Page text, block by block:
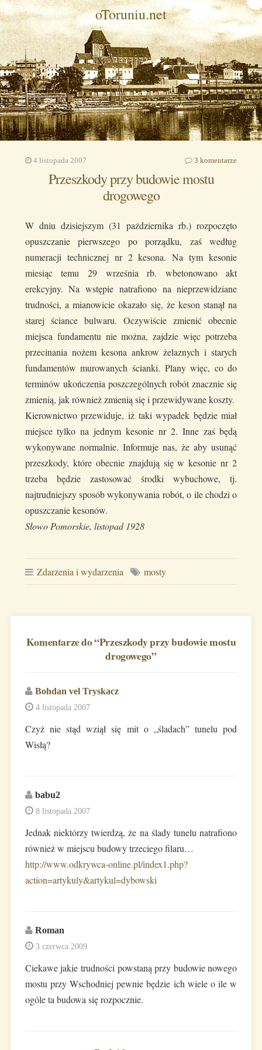
oToruniu.net
4 listopada 2007 3 komentarze
Przeszkody przy budowie mostu
drogowego
W dniu dzisiejszym (31 października rb.) rozpoczęto
opuszczanie pierwszego po porządku, zaś według
numeracji technicznej nr 2 kesona. Na tym kesonie
miesiąc temu 29 września rb. wbetonowano akt
erekcyjny. Na wstępie natrafiono na nieprzewidziane
trudności, a mianowicie okazało się, że keson stanął na
starej ściance bulwaru. Oczywiście zmienić obecnie
miejsca fundamentu nie można, zajdzie więc potrzeba
przecinania nożem kesona ankrow żelaznych i starych
fundamentów murowanych ścianki. Plany więc, co do
terminów ukończenia poszczególnych robót znacznie się
zmienią, jak również zmienią się i przewidywane koszty.
Kierownictwo przewiduje, iż taki wypadek będzie miał
miejsce tylko na jednym kesonie nr 2. Inne zaś będą
wykonywane normalnie. Informuje nas, że aby usunąć
przeszkody, które obecnie znajdują się w kesonie nr 2
trzeba będzie zastosować środki wybuchowe, tj.
najtrudniejszy sposób wykonywania robót, o ile chodzi o
opuszczanie kesonów.
Słowo Pomorskie, listopad 1928
Zdarzenia i wydarzenia mosty
Komentarze do “Przeszkody przy budowie mostu
drogowego”
Bohdan vel Tryskacz
4 listopada 2007
Czyż nie stąd wziął się mit o „śladach” tunelu pod
Wisłą?
babu2
8 listopada 2007
Jednak niektórzy twierdzą, że na ślady tunelu natrafiono
również w miejscu budowy trzeciego filaru…
http://www.odkrywca-online.pl/index1.php?
action=artykuly&artykul=dybowski
Roman
3 czerwca 2009
Ciekawe jakie trudności powstaną przy budowie nowego
mostu przy Wschodniej pewnie będzie ich wiele o ile w
ogóle ta budowa się rozpocznie.